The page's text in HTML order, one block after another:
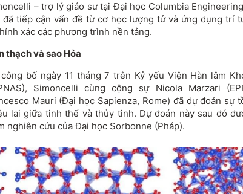
– trợ lý giáo sư tại Đại học Columbia
đã tiếp cận vấn đề từ cơ học lượng tử và ứng dụng trí
xác các phương trình nền tảng.
thạch và sao Hỏa
bố ngày 11 tháng 7 trên Kỷ yếu Viện Hàn lâm
Simoncelli cùng cộng sự Nicola Marzari
Mauri (Đại học Sapienza, Rome) đã dự đoán sự
lai giữa tinh thể và thủy tinh. Dự đoán này sau đó
nghiên cứu của Đại học Sorbonne (Pháp).